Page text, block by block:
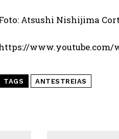
Atsushi Nishijima
www.youtube.com/
TAGS ANTESTREIAS